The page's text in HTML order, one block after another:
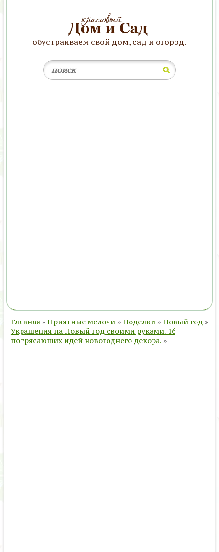
обустраиваем свой дом, сад и огород.
Главная » Приятные мелочи » Поделки » Новый год »
Украшения на Новый год своими руками. 16
потрясающих идей новогоднего декора. »